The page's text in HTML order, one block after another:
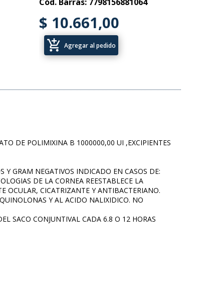
$ 10.661,00
add_shopping_cart Agregar al pedido
DE POLIMIXINA B 1000000,00 UI ,EXCIPIENTES
GRAM NEGATIVOS INDICADO EN CASOS DE:
DE LA CORNEA REESTABLECE LA
OCULAR, CICATRIZANTE Y ANTIBACTERIANO.
Y AL ACIDO NALIXIDICO. NO
SACO CONJUNTIVAL CADA 6.8 O 12 HORAS